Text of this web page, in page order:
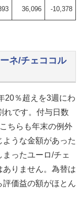
36,096 -10,378
ネ/チェココル
20％超えを3週にわ
れです。付与日数
ちらも年末の例外
うな金額があった
ったユーロ/チェ
りません。 為替は
価益の額がほとん